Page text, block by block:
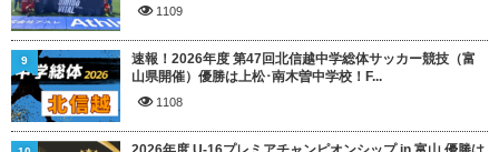
1109
速報！2026年度 第47回北信越中学総体サッカー競技（富
山県開催）優勝は上松･南木曽中学校！F...
1108
9